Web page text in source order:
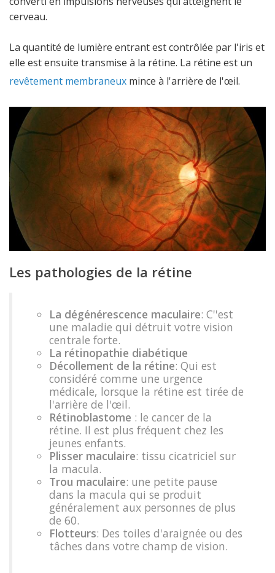
cerveau.
La quantité de lumière entrant est contrôlée par l'iris et
elle est ensuite transmise à la rétine. La rétine est un
revêtement membraneux mince à l'arrière de l'œil.
Les pathologies de la rétine
La dégénérescence maculaire: C''est
une maladie qui détruit votre vision
centrale forte.
La rétinopathie diabétique
Décollement de la rétine: Qui est
considéré comme une urgence
médicale, lorsque la rétine est tirée de
l'arrière de l'œil.
Rétinoblastome : le cancer de la
rétine. Il est plus fréquent chez les
jeunes enfants.
Plisser maculaire: tissu cicatriciel sur
la macula.
Trou maculaire: une petite pause
dans la macula qui se produit
généralement aux personnes de plus
de 60.
Flotteurs: Des toiles d'araignée ou des
tâches dans votre champ de vision.